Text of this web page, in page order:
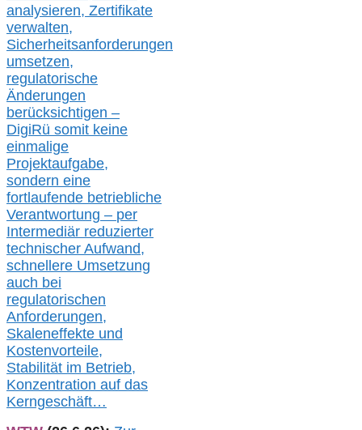
analysieren, Zertifikate
verwalten,
Sicherheitsanforderungen
umsetzen,
regulatorische
Änderungen
berücksichtigen –
DigiRü somit keine
einmalige
Projektaufgabe,
sondern eine
fortlaufende betriebliche
Verantwortung – per
Intermediär reduzierter
technischer Aufwand,
schnellere Umsetzung
auch bei
regulatorischen
Anforderungen,
Skaleneffekte und
Kostenvorteile,
Stabilität im Betrieb,
Konzentration auf das
Kerngeschäft…